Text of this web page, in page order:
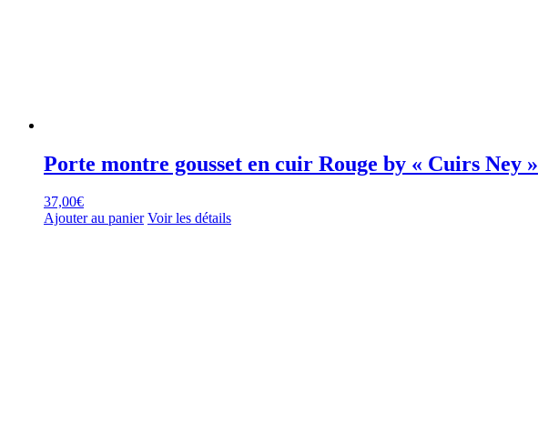
Porte montre gousset en cuir Rouge by « Cuirs Ney »
37,00€
Ajouter au panier Voir les détails